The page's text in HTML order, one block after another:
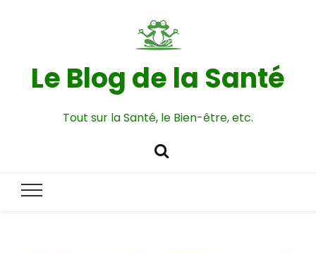
Le Blog de la Santé
Tout sur la Santé, le Bien-être, etc.